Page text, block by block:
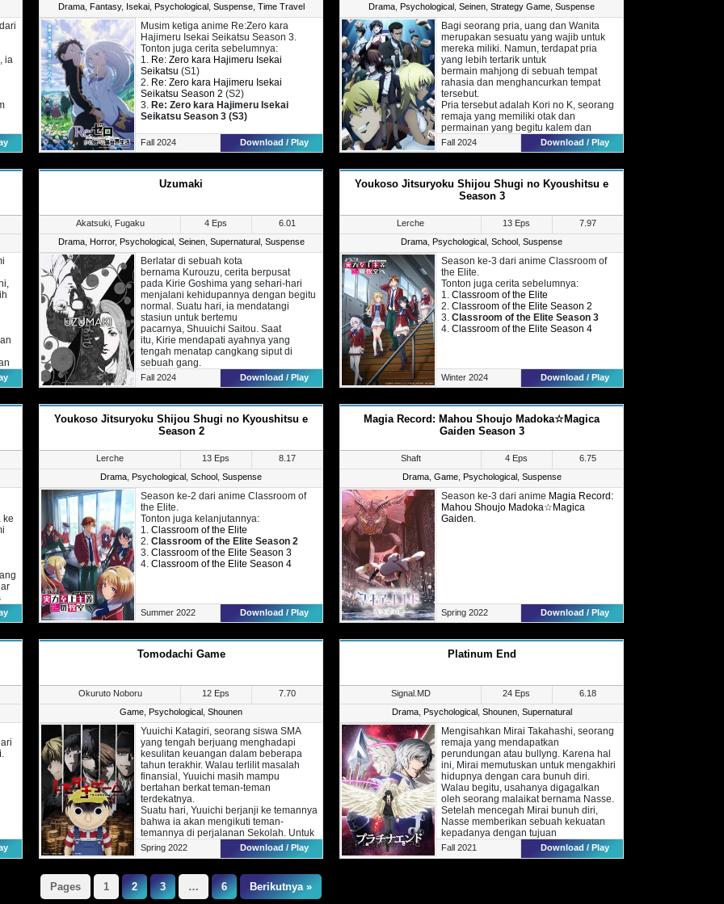
ia
Drama, Fantasy, Isekai, Psychological, Suspense, Time Travel
Musim ketiga anime Re:Zero kara
Hajimeru Isekai Seikatsu Season 3.
Tonton juga cerita sebelumnya:
1. Re: Zero kara Hajimeru Isekai
Seikatsu (S1)
2. Re: Zero kara Hajimeru Isekai
Seikatsu Season 2 (S2)
3. Re: Zero kara Hajimeru Isekai
Seikatsu Season 3 (S3)
Fall 2024 Download / Play
Drama Psychological Seinen Strategy Game Suspense
Bagi seorang pria, uang dan Wanita
merupakan sesuatu yang wajib untuk
mereka miliki. Namun, terdapat pria
yang lebih tertarik untuk
bermain mahjong di sebuah tempat
rahasia dan menghancurkan tempat
tersebut.
Pria tersebut adalah Kori no K, seorang
remaja yang memiliki otak dan
permainan yang begitu kalem dan
membuat lawannya tidak mampu
berkutik. Di dunia bawah, ia merupakan
bidang mahjong.
Fall 2024 Download / Play
Uzumaki
Akatsuki, Fugaku 4 Eps
6.01
Drama, Horror, Psychological, Seinen, Supernatural, Suspense
Berlatar di sebuah kota
bernama Kurouzu, cerita berpusat
pada Kirie Goshima yang sehari-hari
menjalani kehidupannya dengan begitu
normal. Suatu hari, ia mendatangi
stasiun untuk bertemu
pacarnya, Shuuichi Saitou. Saat
itu, Kirie mendapati ayahnya yang
tengah menatap cangkang siput di
sebuah gang.
Kirie juga menceritakan
kepada Saitou bahwa ayahnya akhir-
hal tersebut, Saitou mengajak Kirie ke
kampung halamannya. Di
sana, Saitou menjelaskan bahwa
Karena kejadian tersebut, berbagai
insiden mengerikan mulai terjadi hingga
membuat masyarakat Kurouzu menjadi
gila.
Fall 2024 Download / Play
Youkoso Jitsuryoku Shijou Shugi no Kyoushitsu e
Season 3
Lerche 13 Eps
7.97
Drama Psychological School Suspense
Season ke-3 dari anime Classroom of
the Elite.
Tonton juga cerita sebelumnya:
1. Classroom of the Elite
2. Classroom of the Elite Season 2
3. Classroom of the Elite Season 3
4. Classroom of the Elite Season 4
Winter 2024 Download / Play
ke
Youkoso Jitsuryoku Shijou Shugi no Kyoushitsu e
Season 2
Lerche 13 Eps
8.17
Drama
Psychological School Suspense
Season ke-2 dari anime Classroom of
the Elite.
Tonton juga kelanjutannya:
1. Classroom of the Elite
2. Classroom of the Elite Season 2
3. Classroom of the Elite Season 3
4. Classroom of the Elite Season 4
Summer 2022 Download / Play
Magia Record: Mahou Shoujo Madoka☆Magica
Gaiden Season 3
Shaft 4 Eps
6.75
Drama, Game, Psychological Suspense
Season ke-3 dari anime Magia Record:
Mahou Shoujo Madoka☆Magica
Gaiden.
Spring 2022 Download / Play
.
Tomodachi Game
Okuruto Noboru 12 Eps
7.70
Game, Psychological , Shounen
Yuuichi Katagiri, seorang siswa SMA
yang tengah berjuang menghadapi
kesulitan keuangan dalam beberapa
tahun terakhir. Walau terlilit masalah
finansial, Yuuichi masih mampu
bertahan berkat teman-teman
terdekatnya.
Suatu hari, Yuuichi berjanji ke temannya
bahwa ia akan mengikuti teman-
temannya di perjalanan Sekolah. Untuk
itu, Yuuichi bekerja keras guna mencari
uang. Namun, kejadian tak terduga
Perjalanan Sekolah senilai 2 Juta Yen
hilang. Dua temannya, Shiho dan
Makoto memilih bertanggung jawab
Spring 2022 Download / Play
Platinum End
Signal.MD 24 Eps
6.18
Drama, Psychological , Shounen, Supernatural
Mengisahkan Mirai Takahashi, seorang
remaja yang mendapatkan
perundungan atau bullyng. Karena hal
ini, Mirai memutuskan untuk mengakhiri
hidupnya dengan cara bunuh diri.
Walau begitu, usahanya digagalkan
oleh seorang malaikat bernama Nasse.
Setelah mencegah Mirai bunuh diri,
Nasse memberikan sebuah kekuatan
kepadanya dengan tujuan
membalaskan dendam kepada Bibi dan
Pamannya yang sangat kejam. Walau
Fall 2021 Download / Play
Pages 1 2 3 … 6 Berikutnya »